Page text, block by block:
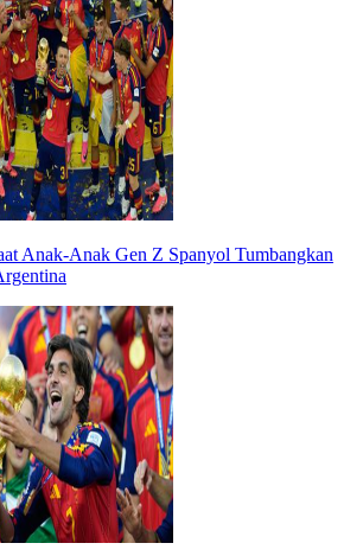
Anak-Anak Gen Z Spanyol Tumbangkan